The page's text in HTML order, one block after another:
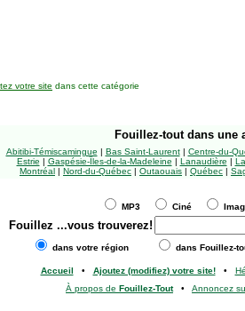
votre site dans cette catégorie
Fouillez-tout dans une
Abitibi-Témiscamingue | Bas Saint-Laurent| Centre-du-
Estrie | Gaspésie-Îles-de-la-Madeleine | Lanaudière |
Montréal | Nord-du-Québec | Outaouais | Québec |
MP3 Ciné
Fouillez ...vous trouverez!
dans votre région dans Fouillez-
Accueil • Ajoutez (modifiez) votre site!•
À propos de Fouillez-Tout• Annoncez